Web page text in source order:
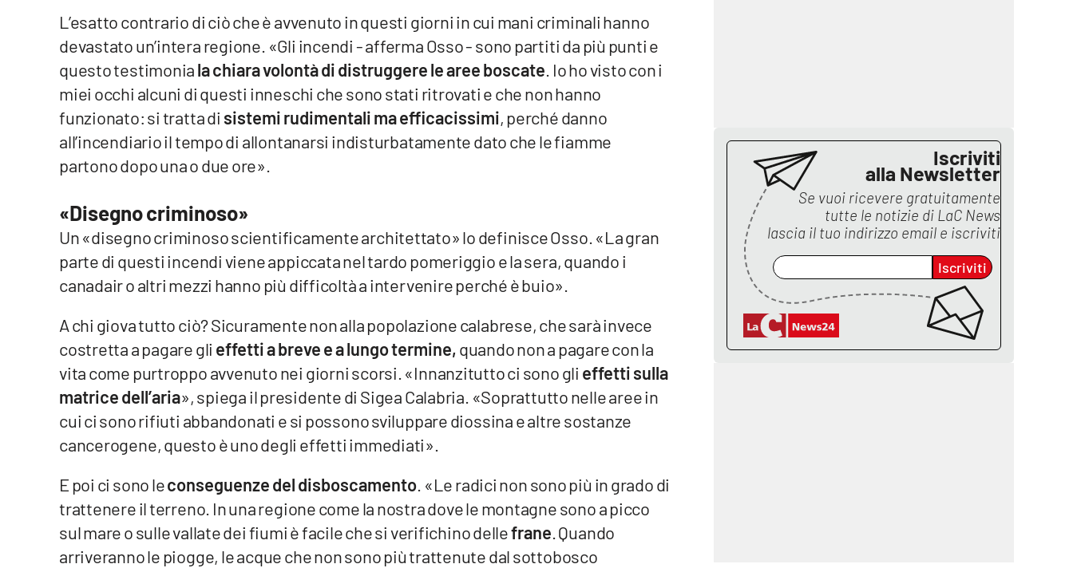
Calabriavisione
Destinazioni
Lacapitalenews.it
Cosenzachannel.it
L’esatto contrario di ciò che è avvenuto in questi giorni in cui mani criminali hanno
devastato un’intera regione. «Gli incendi - afferma Osso - sono partiti da più punti e
questo testimoniala chiara volontà di distruggere le aree boscate . Io ho visto con i
miei occhi alcuni di questi inneschi che sono stati ritrovati e che non hanno
funzionato: si tratta di sistemi rudimentali ma efficacissimi, perché danno
all’incendiario il tempo di allontanarsi indisturbatamente dato che le fiamme
partono dopo una o due ore».
«Disegno criminoso»
Un «disegno criminoso scientificamente architettato» lo definisce Osso. «La gran
parte di questi incendi viene appiccata nel tardo pomeriggio e la sera, quando i
canadair o altri mezzi hanno più difficoltà a intervenire perché è buio».
A chi giova tutto ciò? Sicuramente non alla popolazione calabrese, che sarà invece
costretta a pagare gli effetti a breve e a lungotermine,quando non a pagare con la
vita come purtroppo avvenuto nei giorni scorsi. «Innanzitutto ci sono gli effetti sulla
matrice dell’aria», spiega il presidente di Sigea Calabria. «Soprattutto nelle aree in
cui ci sono rifiuti abbandonati e si possono sviluppare diossina e altre sostanze
cancerogene, questo è uno degli effetti immediati».
E poi ci sono leconseguenze del disboscamento . «Le radici non sono più in grado di
trattenere il terreno. In una regione come la nostra dove le montagne sono a picco
sul mare o sulle vallate dei fiumi è facile che si verifichino dellefrane . Quando
arriveranno le piogge, le acque che non sono più trattenute dal sottobosco
Iscriviti
alla Newsletter
Se vuoi ricevere gratuitamente
tutte le notizie di LaC News
lascia il tuo indirizzo email e iscriviti
Iscriviti